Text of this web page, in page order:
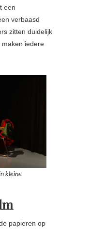
een
verbaasd
zitten duidelijk
iedere
kleine
papieren op